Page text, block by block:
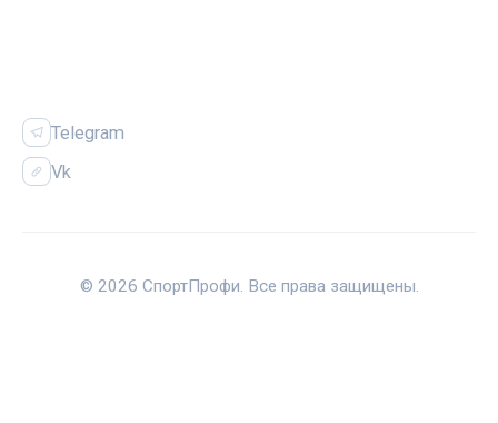
Telegram
Vk
© 2026 СпортПрофи. Все права защищены.